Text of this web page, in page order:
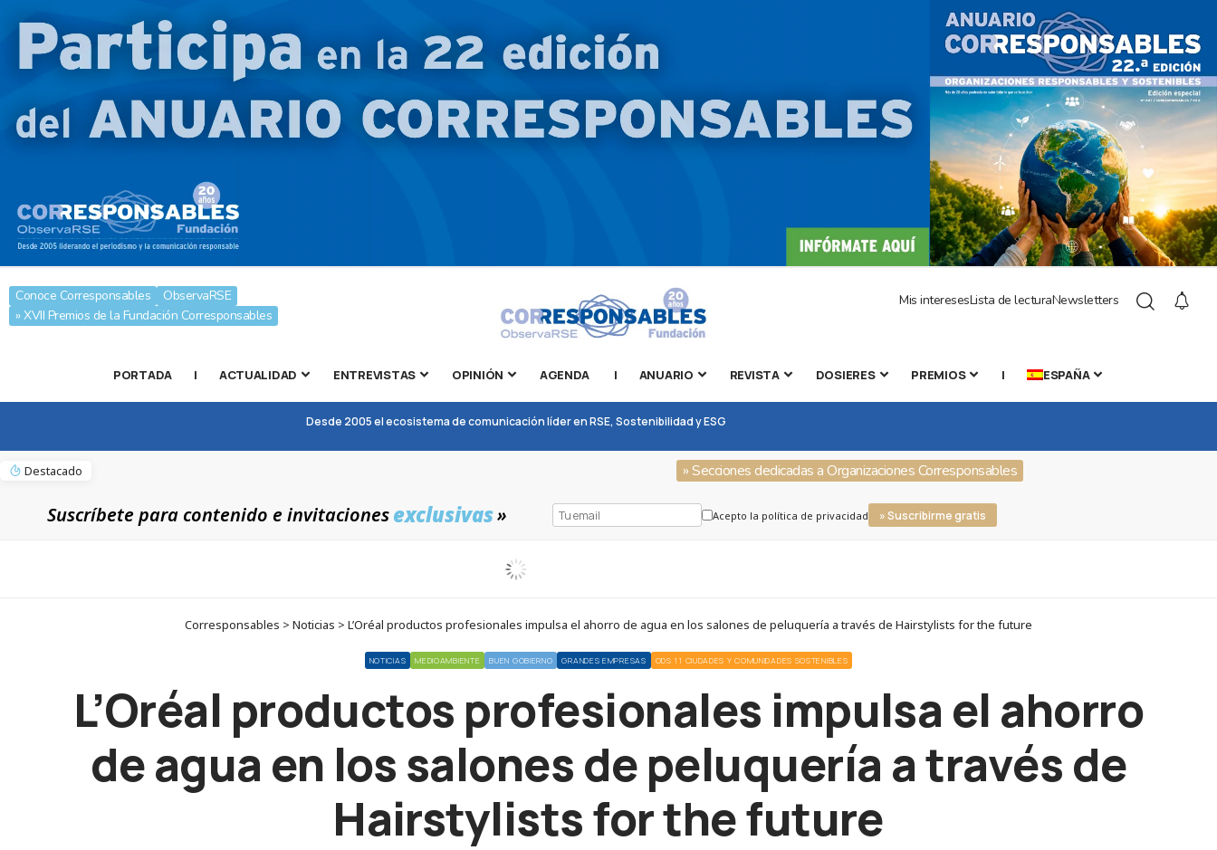
Conoce Corresponsables
ObservaRSE
» XVII Premios de la Fundación Corresponsables
Mis interesesLista de lecturaNewsletters
PORTADA | ACTUALIDAD ENTREVISTAS OPINIÓN AGENDA | ANUARIO REVISTA DOSIERES PREMIOS | ESPAÑA
Desde 2005 el ecosistema de comunicación líder en RSE, Sostenibilidad y ESG
Destacado » Secciones dedicadas a Organizaciones Corresponsables
Suscríbete para contenido e invitacionesexclusivas» Acepto la política de privacidad » Suscribirme gratis
Corresponsables > Noticias > L’Oréal productos profesionales impulsa el ahorro de agua en los salones de peluquería a través de Hairstylists for the future
NOTICIAS MEDIOAMBIENTE BUEN GOBIERNO GRANDES EMPRESAS ODS 11 CIUDADES Y COMUNIDADES SOSTENIBLES
L’Oréal productos profesionales impulsa el ahorro
de agua en los salones de peluquería a través de
Hairstylists for the future